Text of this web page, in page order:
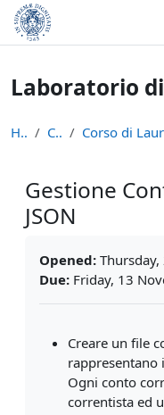
Skip to main content
Laboratorio di
Home Courses
Gestione
JSON
Opened:
Due: Friday, 13
Creare un file
rappresentano
Ogni conto
correntista ed